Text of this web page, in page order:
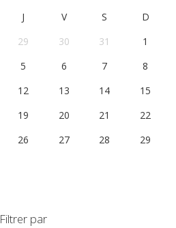
J V S
D
29 30 31
1
5 6 7
8
12 13 14
15
19 20 21
22
26 27 28
29
Filtrer par